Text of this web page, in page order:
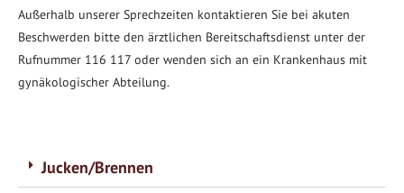
Außerhalb unserer Sprechzeiten kontaktieren Sie bei akuten
Beschwerden bitte den ärztlichen Bereitschaftsdienst unter der
Rufnummer 116 117 oder wenden sich an ein Krankenhaus mit
gynäkologischer Abteilung.
Jucken/Brennen